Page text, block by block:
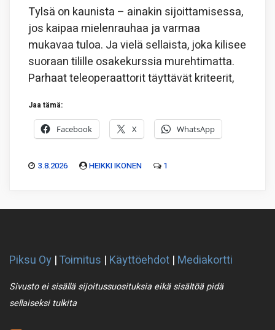
Tylsä on kaunista – ainakin sijoittamisessa,
jos kaipaa mielenrauhaa ja varmaa
mukavaa tuloa. Ja vielä sellaista, joka kilisee
suoraan tilille osakekurssia murehtimatta.
Parhaat teleoperaattorit täyttävät kriteerit,
Jaa tämä:
Facebook X WhatsApp
3.8.2026 HEIKKI IKONEN 1
Piksu Oy |Toimitus | Käyttöehdot | Mediakortti
Sivusto ei sisällä sijoitussuosituksia eikä sisältöä pidä
sellaiseksi tulkita